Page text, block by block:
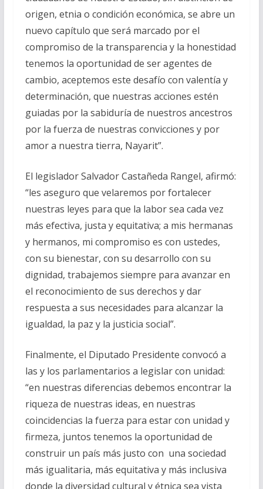
origen, etnia o condición económica, se abre un
nuevo capítulo que será marcado por el
compromiso de la transparencia y la honestidad
tenemos la oportunidad de ser agentes de
cambio, aceptemos este desafío con valentía y
determinación, que nuestras acciones estén
guiadas por la sabiduría de nuestros ancestros
por la fuerza de nuestras convicciones y por
amor a nuestra tierra, Nayarit”.
El legislador Salvador Castañeda Rangel, afirmó:
“les aseguro que velaremos por fortalecer
nuestras leyes para que la labor sea cada vez
más efectiva, justa y equitativa; a mis hermanas
y hermanos, mi compromiso es con ustedes,
con su bienestar, con su desarrollo con su
dignidad, trabajemos siempre para avanzar en
el reconocimiento de sus derechos y dar
respuesta a sus necesidades para alcanzar la
igualdad, la paz y la justicia social”.
Finalmente, el Diputado Presidente convocó a
las y los parlamentarios a legislar con unidad:
“en nuestras diferencias debemos encontrar la
riqueza de nuestras ideas, en nuestras
coincidencias la fuerza para estar con unidad y
firmeza, juntos tenemos la oportunidad de
construir un país más justo con una sociedad
más igualitaria, más equitativa y más inclusiva
donde la diversidad cultural y étnica sea vista